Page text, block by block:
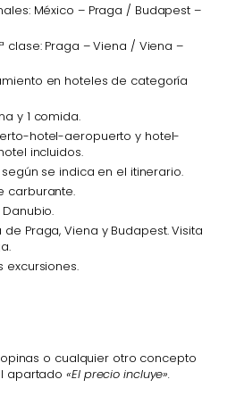
México – Praga / Budapest –
clase: Praga – Viena / Viena –
en hoteles de categoría
y 1 comida.
hotel-aeropuerto y hotel-
incluidos.
se indica en el itinerario.
carburante.
Praga, Viena y Budapest. Visita
excursiones.
o cualquier otro concepto
apartado «El precio incluye».